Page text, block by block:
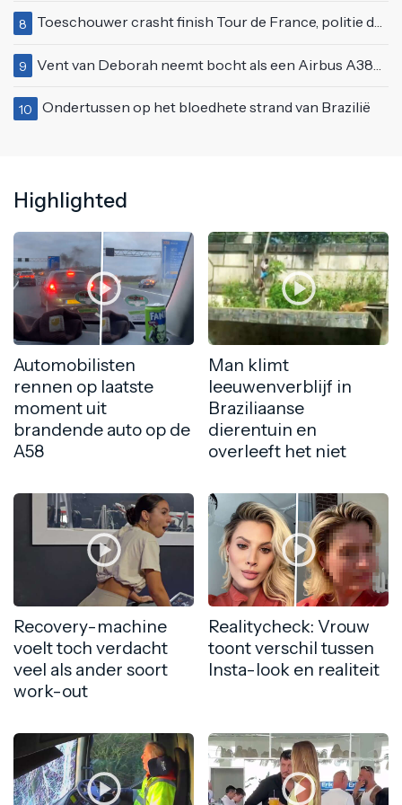
8 Toeschouwer crasht finish Tour de France, politie deelt bodycheck uit
9 Vent van Deborah neemt bocht als een Airbus A380 en klapt vol op tegenligger
10 Ondertussen op het bloedhete strand van Brazilië
Highlighted
Automobilisten
rennen op laatste
moment uit
brandende auto op de
A58
Man klimt
leeuwenverblijf in
Braziliaanse
dierentuin en
overleeft het niet
Recovery-machine
voelt toch verdacht
veel als ander soort
work-out
Realitycheck: Vrouw
toont verschil tussen
Insta-look en realiteit